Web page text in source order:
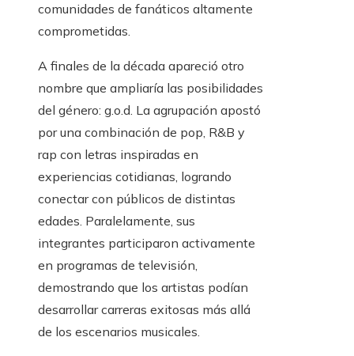
comunidades de fanáticos altamente
comprometidas.
A finales de la década apareció otro
nombre que ampliaría las posibilidades
del género: g.o.d. La agrupación apostó
por una combinación de pop, R&B y
rap con letras inspiradas en
experiencias cotidianas, logrando
conectar con públicos de distintas
edades. Paralelamente, sus
integrantes participaron activamente
en programas de televisión,
demostrando que los artistas podían
desarrollar carreras exitosas más allá
de los escenarios musicales.